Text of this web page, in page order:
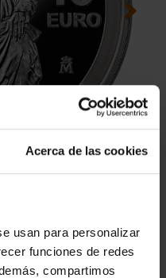
Acerca de las cookies
usan para personalizar
funciones de redes
compartimos